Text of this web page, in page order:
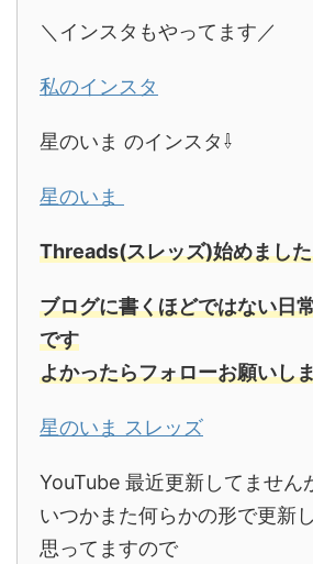
＼インスタもやってます／
私のインスタ
星のいま のインスタ⇩
星のいま
Threads(スレッズ)始めまし
ブログに書くほどではない日
です
よかったらフォローお願いし
星のいま スレッズ
YouTube 最近更新してません
いつかまた何らかの形で更新
思ってますので